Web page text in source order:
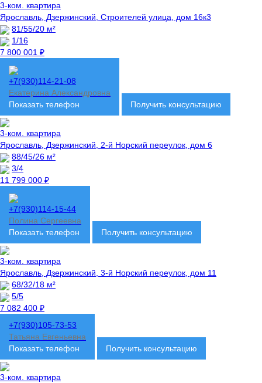
3-ком. квартира
Ярославль, Дзержинский, Строителей улица, дом 16к3
81/55/20 м²
1/16
7 800 001 ₽
+7(930)114-21-08
Екатерина Александровна
Показать телефон
Получить консультацию
3-ком. квартира
Ярославль, Дзержинский, 2-й Норский переулок, дом 6
88/45/26 м²
3/4
11 799 000 ₽
+7(930)114-15-44
Полина Сергеевна
Показать телефон
Получить консультацию
3-ком. квартира
Ярославль, Дзержинский, 3-й Норский переулок, дом 11
68/32/18 м²
5/5
7 082 400 ₽
+7(930)105-73-53
Татьяна Евгеньевна
Показать телефон
Получить консультацию
3-ком. квартира